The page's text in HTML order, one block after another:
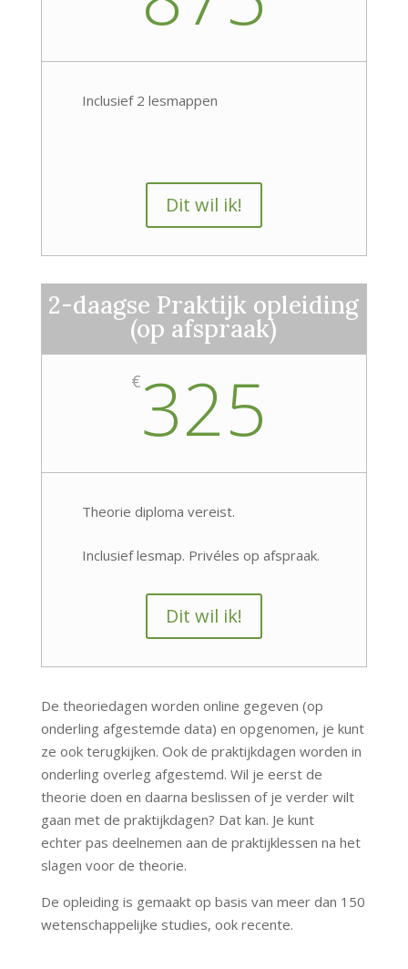
Inclusief 2 lesmappen
Dit wil ik!
2-daagse Praktijk opleiding
(op afspraak)
€325
Theorie diploma vereist.
Inclusief lesmap. Privéles op afspraak.
Dit wil ik!
De theoriedagen worden online gegeven (op
onderling afgestemde data) en opgenomen, je kunt
ze ook terugkijken. Ook de praktijkdagen worden in
onderling overleg afgestemd. Wil je eerst de
theorie doen en daarna beslissen of je verder wilt
gaan met de praktijkdagen? Dat kan. Je kunt
echter pas deelnemen aan de praktijklessen na het
slagen voor de theorie.
De opleiding is gemaakt op basis van meer dan 150
wetenschappelijke studies, ook recente.